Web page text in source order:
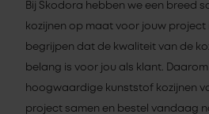
Bij Skodora hebben we een breed
kozijnen op maat voor jouw project
begrijpen dat de kwaliteit van de
belang is voor jou als klant.
hoogwaardige kunststof kozijnen
project samen en bestel vandaag